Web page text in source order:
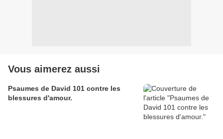
Vous aimerez aussi
Psaumes de David 101 contre les
blessures d'amour.